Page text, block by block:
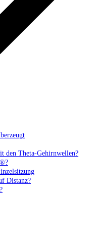
den Theta-Gehirnwellen?
Distanz?